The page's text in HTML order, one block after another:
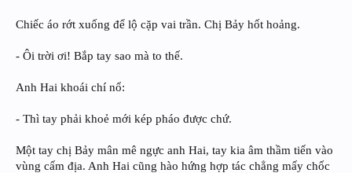
Chiếc áo rớt xuống để lộ cặp vai trần. Chị Bảy hốt hoảng.
- Ôi trời ơi! Bắp tay sao mà to thế.
Anh Hai khoái chí nổ:
- Thì tay phải khoẻ mới kép pháo được chứ.
Một tay chị Bảy mân mê ngực anh Hai, tay kia âm thầm tiến vào
vùng cấm địa. Anh Hai cũng hào hứng hợp tác chẳng mấy chốc